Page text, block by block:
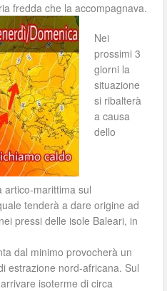
fredda che la accompagnava.
Nei
prossimi 3
giorni la
situazione
si ribalterà
a causa
dello
artico-marittima sul
tenderà a dare origine ad
pressi delle isole Baleari, in
dal minimo provocherà un
estrazione nord-africana. Sul
isoterme di circa